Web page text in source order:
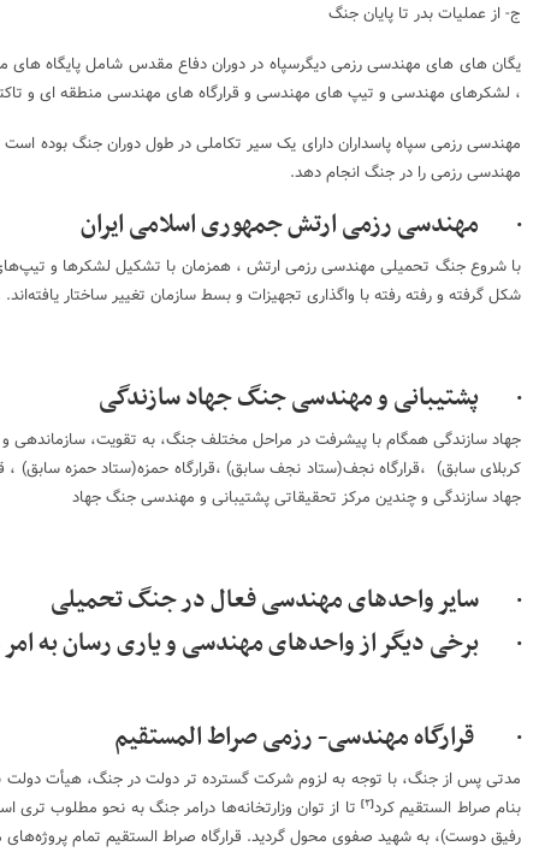
ج- از عملیات بدر تا پایان جنگ
یگان های های مهندسی رزمی دیگرسپاه در دوران دفاع مقدس شاملپایگاه های مهندسی
، لشکرهای مهندسی و تیپ های مهندسی و قرارگاه های مهندسی منطقه ای و
مهندسی رزمی سپاه پاسداران دارای یک سیر تکاملی در طول دوران جنگ بوده
مهندسی رزمی را در جنگ انجام دهد.
· مهندسی رزمی ارتش جمهوری اسلامی ایران
با شروع جنگ تحمیلی مهندسی رزمی ارتش ، همزمان با تشکیل لشکر‌ها و
شکل گرفته و رفته رفته با واگذاری تجهیزات و بسط سازمان تغییر ساختار
· پشتیبانی و مهندسی جنگ جهاد سازندگی
جهاد سازندگی همگام با پیشرفت در مراحل مختلف جنگ، به تقویت، سازماندهی
کربلای سابق) ،قرارگاه نجف(ستاد نجف سابق) ،قرارگاه حمزه(ستاد حمزه سابق)
جهاد سازندگی و چندین مرکز تحقیقاتی پشتیبانی و مهندسی جنگ جهاد
· سایر واحدهای مهندسی فعال در جنگ تحمیلی
· برخی دیگر از واحدهای مهندسی و یاری رسان به
· قرارگاه مهندسی- رزمی صراط المستقیم
مدتی پس از جنگ، با توجه به لزوم شرکت گسترده تر دولت در جنگ، هیأت دولت
بنام صراط الستقیم کرد[۳]تا از توان وزارتخانه‌ها درامر جنگ به نحو مطلوب تری
رفیق دوست)، به شهید صفوی محول گردید. قرارگاه صراط الستقیم تمام پروژه‌های